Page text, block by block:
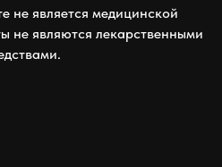
не является медицинской
не являются лекарственными